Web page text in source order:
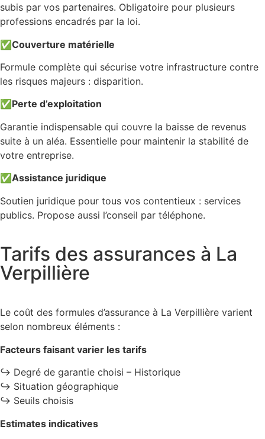
subis par vos partenaires. Obligatoire pour plusieurs
professions encadrés par la loi.
✅Couverture matérielle
Formule complète qui sécurise votre infrastructure contre
les risques majeurs : disparition.
✅ Perte d’exploitation
Garantie indispensable qui couvre la baisse de revenus
suite à un aléa. Essentielle pour maintenir la stabilité de
votre entreprise.
✅Assistance juridique
Soutien juridique pour tous vos contentieux : services
publics. Propose aussi l’conseil par téléphone.
Tarifs des assurances à La
Verpillière
Le coût des formules d’assurance à La Verpillière varient
selon nombreux éléments :
Facteurs faisant varier les tarifs
↪️ Degré de garantie choisi – Historique
↪️ Situation géographique
↪️ Seuils choisis
Estimates indicatives